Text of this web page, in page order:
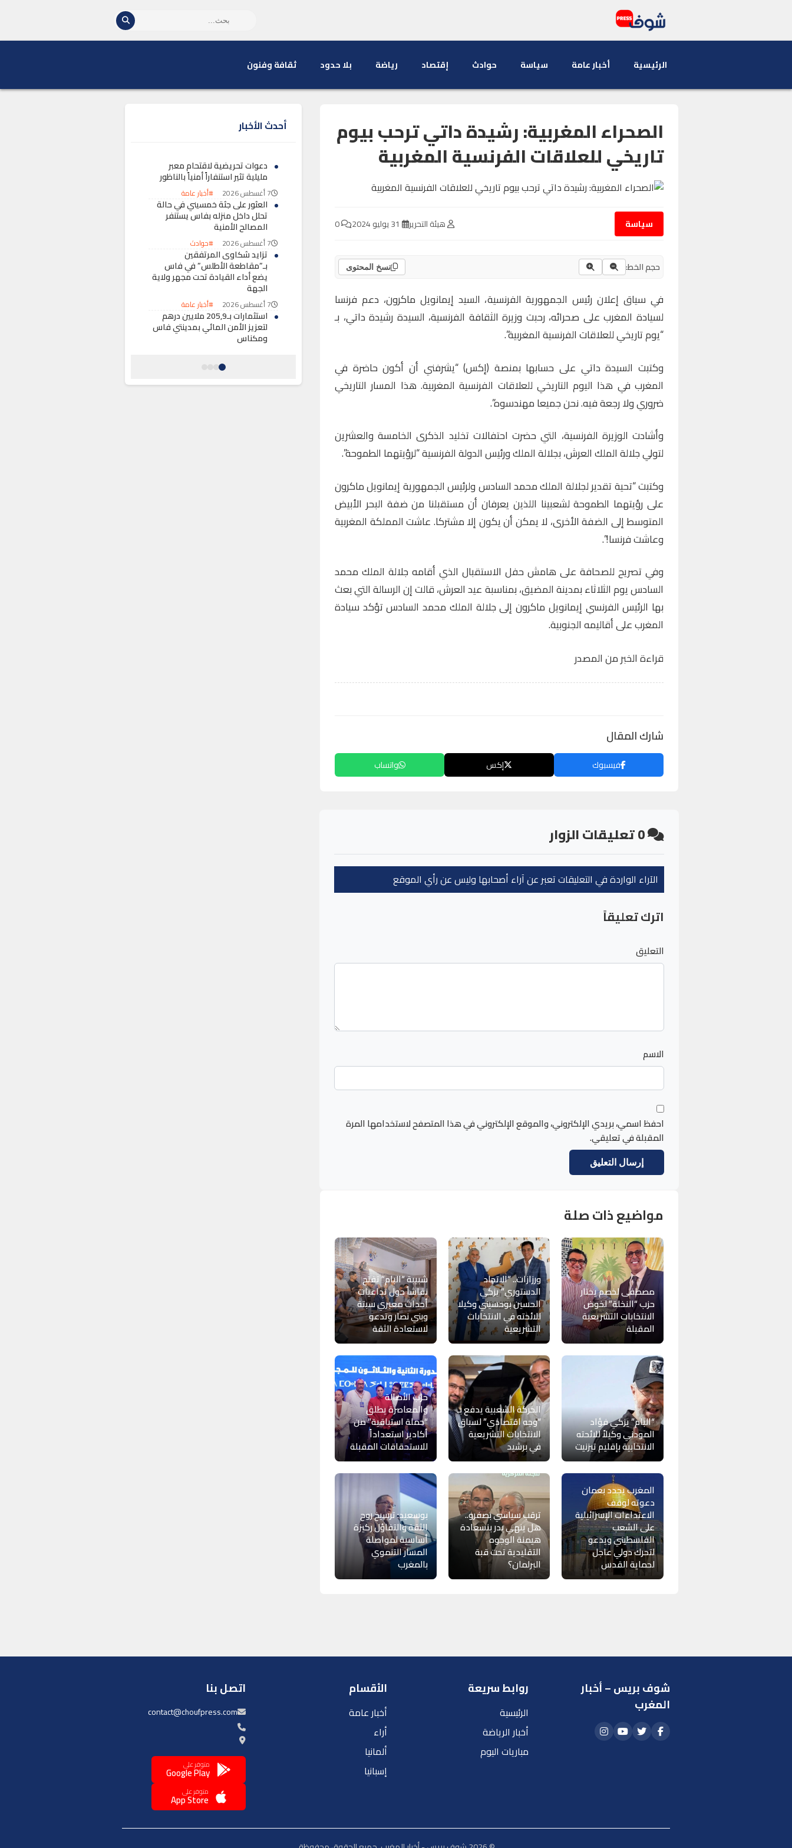
الرئيسية أخبار عامة سياسة حوادث إقتصاد رياضة بلا حدود ثقافة وفنون
الصحراء المغربية: رشيدة داتي ترحب بيوم
تاريخي للعلاقات الفرنسية المغربية
سياسة هيئة التحرير
حجم الخط: نسخ المحتوى
في سياق إعلان رئيس الجمهورية الفرنسية، السيد إيمانويل ماكرون، دعم فرنسا
لسيادة المغرب على صحرائه، رحبت وزيرة الثقافة الفرنسية، السيدة رشيدة داتي، بـ
“يوم تاريخي للعلاقات الفرنسية المغربية”.
وكتبت السيدة داتي على حسابها بمنصة (إكس) “يشرفني أن أكون حاضرة في
المغرب في هذا اليوم التاريخي للعلاقات الفرنسية المغربية. هذا المسار التاريخي
ضروري ولا رجعة فيه. نحن جميعا مهندسوه”.
وأشادت الوزيرة الفرنسية، التي حضرت احتفالات تخليد الذكرى الخامسة والعشرين
لتولي جلالة الملك العرش، بجلالة الملك ورئيس الدولة الفرنسية “لرؤيتهما الطموحة”.
وكتبت “تحية تقدير لجلالة الملك محمد السادس ولرئيس الجمهورية إيمانويل ماكرون
على رؤيتهما الطموحة لشعبينا اللذين يعرفان أن مستقبلنا من ضفة البحر الأبيض
المتوسط إلى الضفة الأخرى، لا يمكن أن يكون إلا مشتركا. عاشت المملكة المغربية
وعاشت فرنسا!”.
وفي تصريح للصحافة على هامش حفل الاستقبال الذي أقامه جلالة الملك محمد
السادس يوم الثلاثاء بمدينة المضيق، بمناسبة عيد العرش، قالت إن الرسالة التي بعث
بها الرئيس الفرنسي إيمانويل ماكرون إلى جلالة الملك محمد السادس تؤكد سيادة
المغرب على أقاليمه الجنوبية.
قراءة الخبر من المصدر
شارك المقال
فيسبوك إكس واتساب
0تعليقات الزوار
الآراء الواردة في التعليقات تعبر عن آراء أصحابها وليس عن رأي الموقع
اترك تعليقاً
التعليق
الاسم
احفظ اسمي، بريدي الإلكتروني، والموقع الإلكتروني في هذا المتصفح لاستخدامها المرة
المقبلة في تعليقي.
مواضيع ذات صلة
مصطفى لخصم يختار
حزب “النخلة” لخوض
الانتخابات التشريعية
المقبلة
ورزازات.. “الاتحاد
الدستوري” يزكي
الحسين بوحسيني وكيلا
للائحته في الانتخابات
التشريعية
شبيبة “البام” تفتح
نقاشاً حول تداعيات
أحداث معبري سبتة
وبني نصار وتدعو
لاستعادة الثقة
“البام” يزكي فؤاد
المودني وكيلاً للائحته
الانتخابية بإقليم تيزنيت
الحركة الشعبية يدفع بـ
“وجه اقتصادي” لسباق
الانتخابات التشريعية
في برشيد
حزب الأصالة
والمعاصرة يطلق
“حملة استباقية” من
أكادير استعداداً
للاستحقاقات المقبلة
المغرب يجدد بعمان
دعوته لوقف
الاعتداءات الإسرائيلية
على الشعب
الفلسطيني ويدعو
لتحرك دولي عاجل
لحماية القدس
ترقب سياسي بصفرو..
هل ينهي بدر بنسعادة
هيمنة الوجوه
التقليدية تحت قبة
البرلمان؟
بوسعيد: ترسيخ روح
الثقة والتفاؤل ركيزة
أساسية لمواصلة
المسار التنموي
بالمغرب
أحدث الأخبار
دعوات تحريضية لاقتحام معبر
مليلية تثير استنفاراً أمنياً بالناظور
7 أغسطس 2026 #أخبار عامة
العثور على جثة خمسيني في حالة
تحلل داخل منزله بفاس يستنفر
المصالح الأمنية
7 أغسطس 2026 #حوادث
تزايد شكاوى المرتفقين
بـ”مقاطعة الأطلس” في فاس
يضع أداء القيادة تحت مجهر ولاية
الجهة
7 أغسطس 2026 #أخبار عامة
استثمارات بـ205,9 ملايين درهم
لتعزيز الأمن المائي بمدينتي فاس
ومكناس
تباين في أسعار التأمين الإجباري
المركبات بالمغرب
شوف بريس – أخبار
المغرب
روابط سريعة
الرئيسية
أخبار الرياضة
مباريات اليوم
الأقسام
أخبار عامة
أراء
ألمانيا
إسبانيا
اتصل بنا
contact@choufpress.com
متوفر على
Google Play
متوفر على
App Store